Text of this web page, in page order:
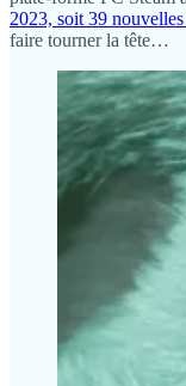
2023, soit 39
faire tourner la tête…